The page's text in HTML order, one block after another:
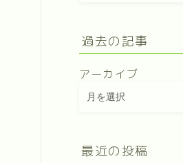
過去の記事
アーカイブ
最近の投稿